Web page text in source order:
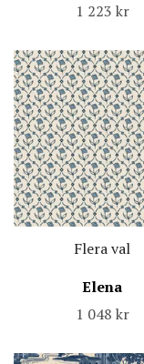
1 223 kr
Flera val
Elena
1 048 kr